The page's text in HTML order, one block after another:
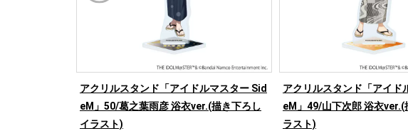
アクリルスタンド「アイドルマスター Sid
eM」50/葛之葉雨彦 浴衣ver.(描き下ろし
イラスト)
アクリルスタンド「アイド
eM」49/山下次郎 浴衣ver.(
ラスト)